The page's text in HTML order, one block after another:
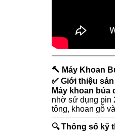
🔨 Máy Khoan
✅ Giới thiệu
Máy khoan búa
nhờ sử dụng pin
tông, khoan gỗ
🔍Thông số kỹ